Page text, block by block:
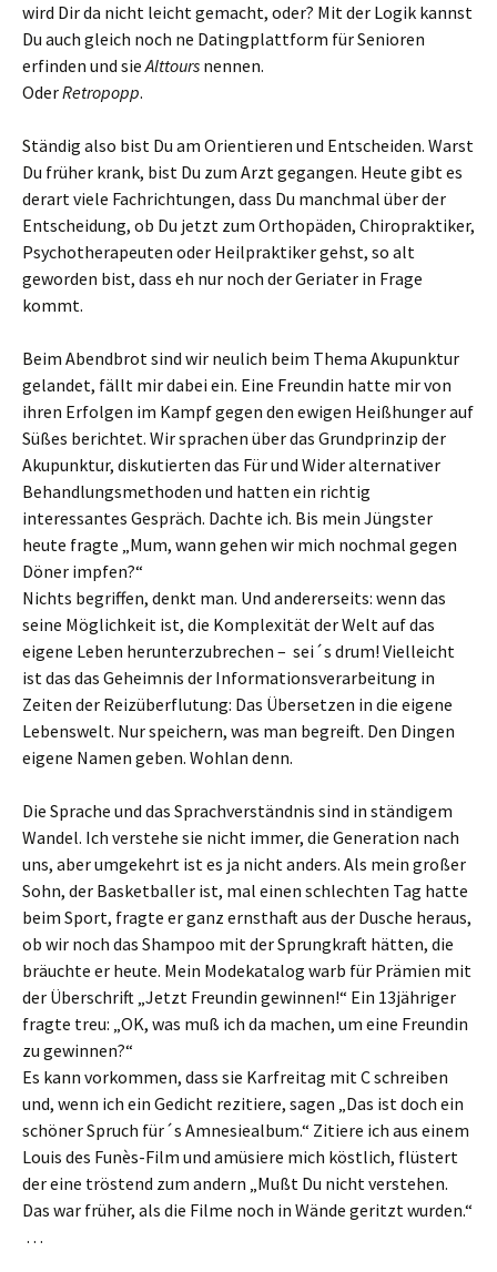
wird Dir da nicht leicht gemacht, oder? Mit der Logik kannst
Du auch gleich noch ne Datingplattform für Senioren
erfinden und sieAlttours nennen.
OderRetropopp.
Ständig also bist Du am Orientieren und Entscheiden. Warst
Du früher krank, bist Du zum Arzt gegangen. Heute gibt es
derart viele Fachrichtungen, dass Du manchmal über der
Entscheidung, ob Du jetzt zum Orthopäden, Chiropraktiker,
Psychotherapeuten oder Heilpraktiker gehst, so alt
geworden bist, dass eh nur noch der Geriater in Frage
kommt.
Beim Abendbrot sind wir neulich beim Thema Akupunktur
gelandet, fällt mir dabei ein. Eine Freundin hatte mir von
ihren Erfolgen im Kampf gegen den ewigen Heißhunger auf
Süßes berichtet. Wir sprachen über das Grundprinzip der
Akupunktur, diskutierten das Für und Wider alternativer
Behandlungsmethoden und hatten ein richtig
interessantes Gespräch. Dachte ich. Bis mein Jüngster
heute fragte „Mum, wann gehen wir mich nochmal gegen
Döner impfen?“
Nichts begriffen, denkt man. Und andererseits: wenn das
seine Möglichkeit ist, die Komplexität der Welt auf das
eigene Leben herunterzubrechen – sei´s drum! Vielleicht
ist das das Geheimnis der Informationsverarbeitung in
Zeiten der Reizüberflutung: Das Übersetzen in die eigene
Lebenswelt. Nur speichern, was man begreift. Den Dingen
eigene Namen geben. Wohlan denn.
Die Sprache und das Sprachverständnis sind in ständigem
Wandel. Ich verstehe sie nicht immer, die Generation nach
uns, aber umgekehrt ist es ja nicht anders. Als mein großer
Sohn, der Basketballer ist, mal einen schlechten Tag hatte
beim Sport, fragte er ganz ernsthaft aus der Dusche heraus,
ob wir noch das Shampoo mit der Sprungkraft hätten, die
bräuchte er heute. Mein Modekatalog warb für Prämien mit
der Überschrift „Jetzt Freundin gewinnen!“ Ein 13jähriger
fragte treu: „OK, was muß ich da machen, um eine Freundin
zu gewinnen?“
Es kann vorkommen, dass sie Karfreitag mit C schreiben
und, wenn ich ein Gedicht rezitiere, sagen „Das ist doch ein
schöner Spruch für´s Amnesiealbum.“ Zitiere ich aus einem
Louis des Funès-Film und amüsiere mich köstlich, flüstert
der eine tröstend zum andern „Mußt Du nicht verstehen.
Das war früher, als die Filme noch in Wände geritzt wurden.“
…